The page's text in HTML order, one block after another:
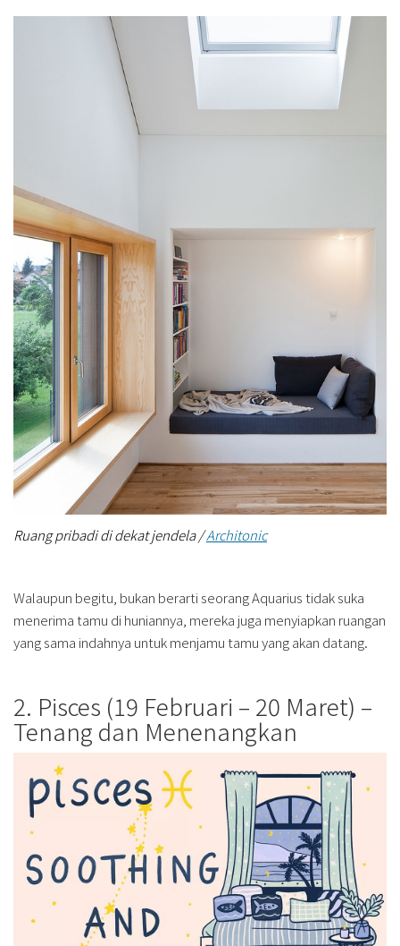
Ruang pribadi di dekat jendela /Architonic
Walaupun begitu, bukan berarti seorang Aquarius tidak suka
menerima tamu di huniannya, mereka juga menyiapkan ruangan
yang sama indahnya untuk menjamu tamu yang akan datang.
2. Pisces (19 Februari – 20 Maret) –
Tenang dan Menenangkan